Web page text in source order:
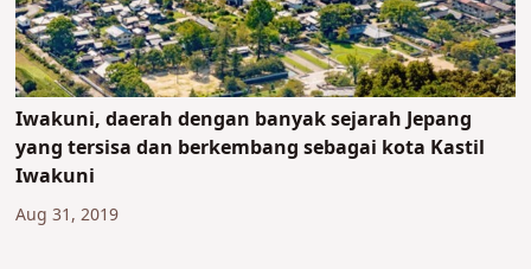
Iwakuni, daerah dengan banyak sejarah Jepang
yang tersisa dan berkembang sebagai kota Kastil
Iwakuni
Aug 31, 2019